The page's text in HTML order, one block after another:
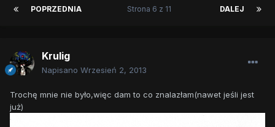
POPRZEDNIA DALEJ
Strona 6 z 11
Krulig
Napisano Wrzesień 2, 2013
Trochę mnie nie było,więc dam to co znalazłam(nawet jeśli jest
już)